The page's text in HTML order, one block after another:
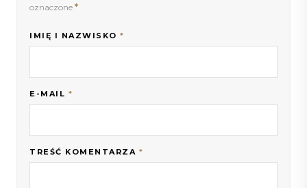
oznaczone *
IMIĘ I NAZWISKO *
E-MAIL *
TREŚĆ KOMENTARZA *